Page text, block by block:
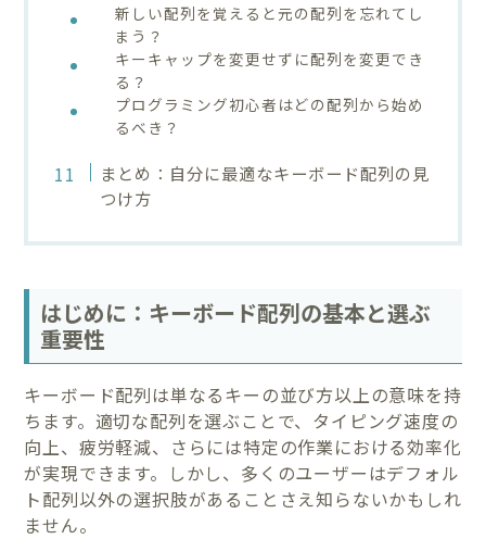
新しい配列を覚えると元の配列を忘れてし
まう？
キーキャップを変更せずに配列を変更でき
る？
プログラミング初心者はどの配列から始め
るべき？
まとめ：自分に最適なキーボード配列の見
つけ方
はじめに：キーボード配列の基本と選ぶ
重要性
キーボード配列は単なるキーの並び方以上の意味を持
ちます。適切な配列を選ぶことで、タイピング速度の
向上、疲労軽減、さらには特定の作業における効率化
が実現できます。しかし、多くのユーザーはデフォル
ト配列以外の選択肢があることさえ知らないかもしれ
ません。